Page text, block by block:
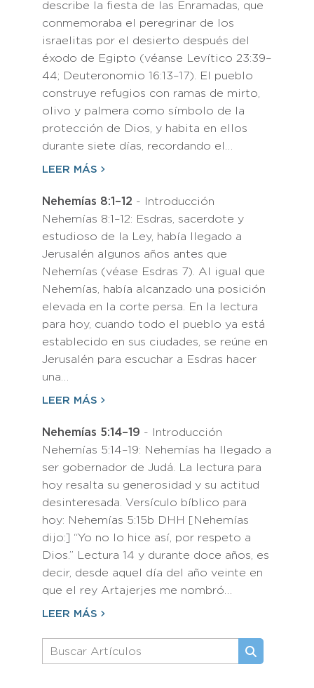
describe la fiesta de las Enramadas, que
conmemoraba el peregrinar de los
israelitas por el desierto después del
éxodo de Egipto (véanse Levítico 23:39–
44; Deuteronomio 16:13–17). El pueblo
construye refugios con ramas de mirto,
olivo y palmera como símbolo de la
protección de Dios, y habita en ellos
durante siete días, recordando el…
LEER MÁS
Nehemías 8:1–12 - Introducción
Nehemías 8:1–12: Esdras, sacerdote y
estudioso de la Ley, había llegado a
Jerusalén algunos años antes que
Nehemías (véase Esdras 7). Al igual que
Nehemías, había alcanzado una posición
elevada en la corte persa. En la lectura
para hoy, cuando todo el pueblo ya está
establecido en sus ciudades, se reúne en
Jerusalén para escuchar a Esdras hacer
una…
LEER MÁS
Nehemías 5:14–19 - Introducción
Nehemías 5:14–19: Nehemías ha llegado a
ser gobernador de Judá. La lectura para
hoy resalta su generosidad y su actitud
desinteresada. Versículo bíblico para
hoy: Nehemías 5:15b DHH [Nehemías
dijo:] “Yo no lo hice así, por respeto a
Dios.” Lectura 14 y durante doce años, es
decir, desde aquel día del año veinte en
que el rey Artajerjes me nombró…
LEER MÁS